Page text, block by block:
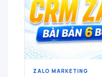
ZALO MARKETING